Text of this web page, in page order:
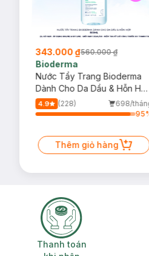
343.000 ₫560.000 ₫
Bioderma
Nước Tẩy Trang Bioderma
Dành Cho Da Dầu & Hỗn Hợp
500ml
4.9 (228)
698/
95
Thêm giỏ hàng
Thanh toán khi
Thanh toán